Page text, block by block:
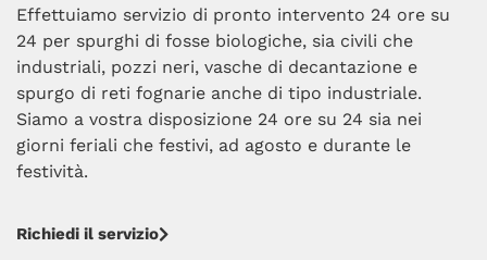
Effettuiamo servizio di pronto intervento 24 ore su
24 per spurghi di fosse biologiche, sia civili che
industriali, pozzi neri, vasche di decantazione e
spurgo di reti fognarie anche di tipo industriale.
Siamo a vostra disposizione 24 ore su 24 sia nei
giorni feriali che festivi, ad agosto e durante le
festività.
Richiedi il servizio